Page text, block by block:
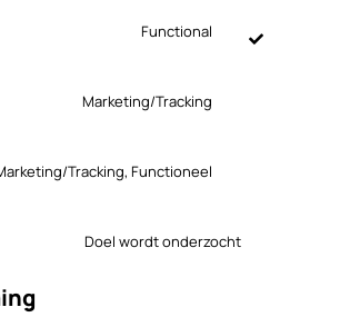
service
Functional
Consent
Marketing/Tracking
maps
Tracking, Functioneel
service
Doel wordt onderzocht